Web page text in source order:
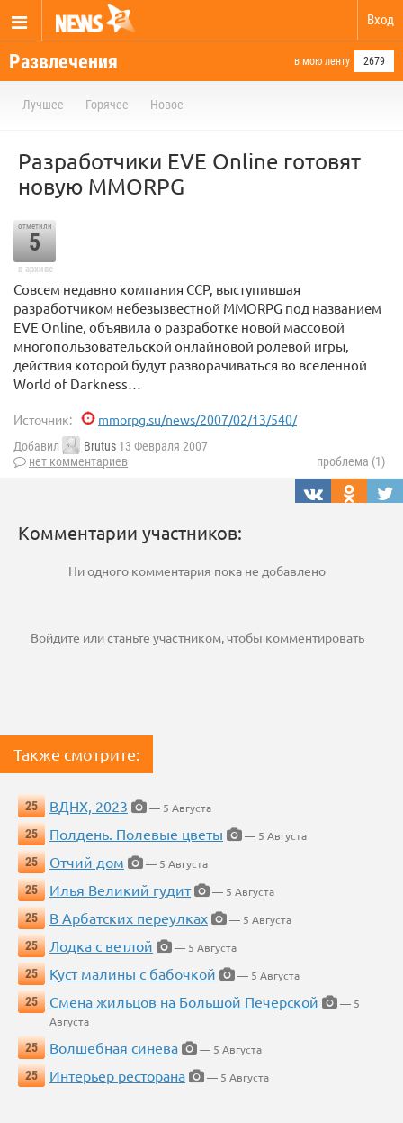
Вход
Развлечения в мою ленту 2679
Лучшее Горячее Новое
Разработчики EVE Online готовят
новую MMORPG
отметили
5
в архиве
Совсем недавно компания CCP, выступившая
разработчиком небезызвестной MMORPG под названием
EVE Online, объявила о разработке новой массовой
многопользовательской онлайновой ролевой игры,
действия которой будут разворачиваться во вселенной
World of Darkness…
Источник: mmorpg.su/news/2007/02/13/540/
Добавил Brutus 13 Февраля 2007
нет комментариев
проблема (1)
Комментарии участников:
Ни одного комментария пока не добавлено
Войдите илистаньте участником, чтобы комментировать
Также смотрите:
25 ВДНХ, 2023
— 5 Августа
25
Полдень. Полевые цветы
— 5 Августа
25
Отчий дом
— 5 Августа
25
Илья Великий гудит
— 5 Августа
25
В Арбатских переулках
— 5 Августа
25
Лодка с ветлой
— 5 Августа
25
Куст малины с бабочкой
— 5 Августа
25
Смена жильцов на Большой Печерской
— 5
Августа
25
Волшебная синева
— 5 Августа
25
Интерьер ресторана — 5 Августа